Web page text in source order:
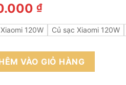
₫Khoảng
giá:
từ
đến
70.000 ₫
120W Củ sạc Xiaomi 120W
120W số lượng
VÀO GIỎ HÀNG